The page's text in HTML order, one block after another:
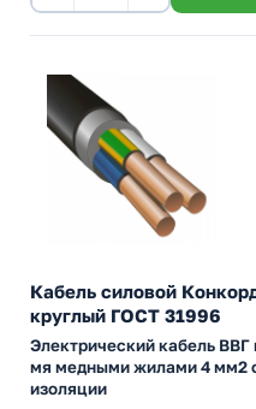
Кабель силовой
круглый ГОСТ 31996
Электрический кабель ВВГ
мя медными жилами 4 мм2
изоляции